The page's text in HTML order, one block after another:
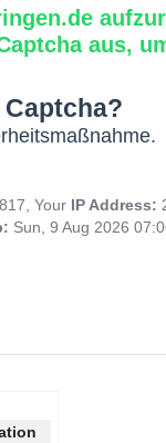
aus,
Your IP Address:
Sun, 9 Aug 2026